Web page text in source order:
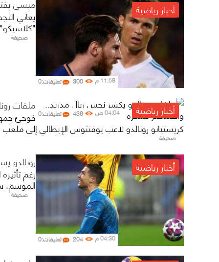
أخبار رياضية
11:58 م 300 تعليقات:0
ميسي
يعاني
صحيفة
أخبار رياضية 04:04 ص 436 تعليقات:0
ملفات
فوجئ
كريستيانو رونالدو لاعب يوفنتوس الإيطالي إلى ملعب
صحيفة
أخبار رياضية
04:30 م 204 تعليقات:0
رونالدو
رغم
الموسم،
صحيفة